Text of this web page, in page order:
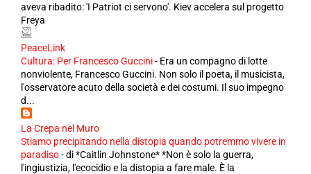
aveva ribadito: 'I Patriot ci servono'. Kiev accelera sul progetto
Freya
PeaceLink
Cultura: Per Francesco Guccini- Era un compagno di lotte
nonviolente, Francesco Guccini. Non solo il poeta, il musicista,
l'osservatore acuto della società e dei costumi. Il suo impegno
d...
La Crepa nel Muro
Stiamo precipitando nella distopia quando potremmo vivere in
paradiso-di *Caitlin Johnstone* *Non è solo la guerra,
l'ingiustizia, l'ecocidio e la distopia a fare male. È la